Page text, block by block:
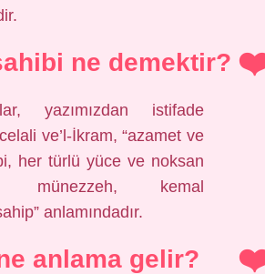
ne demektir?
yazımızdan istifade
ve’l-İkram, “azamet ve
her türlü yüce ve noksan
münezzeh, kemal
anlamındadır.
anlama gelir?